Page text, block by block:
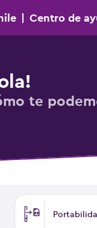
| Centro de
te